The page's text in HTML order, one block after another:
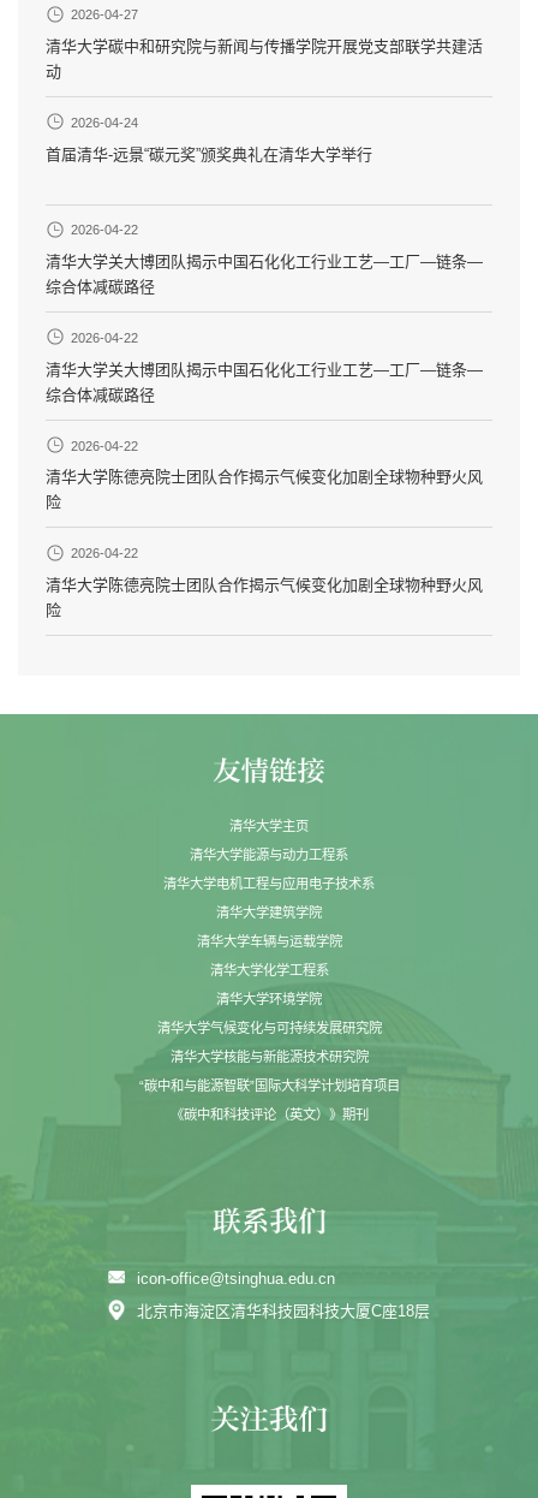
2026-04-27
清华大学碳中和研究院与新闻与传播学院开展党支部联学共建活
动
2026-04-24
首届清华-远景“碳元奖”颁奖典礼在清华大学举行
2026-04-22
清华大学关大博团队揭示中国石化化工行业工艺—工厂—链条—
综合体减碳路径
2026-04-22
清华大学关大博团队揭示中国石化化工行业工艺—工厂—链条—
综合体减碳路径
2026-04-22
清华大学陈德亮院士团队合作揭示气候变化加剧全球物种野火风
险
2026-04-22
清华大学陈德亮院士团队合作揭示气候变化加剧全球物种野火风
险
清华大学主页
清华大学能源与动力工程系
清华大学电机工程与应用电子技术系
清华大学建筑学院
清华大学车辆与运载学院
清华大学化学工程系
清华大学环境学院
清华大学气候变化与可持续发展研究院
清华大学核能与新能源技术研究院
“碳中和与能源智联”国际大科学计划培育项目
《碳中和科技评论（英文）》期刊
icon-office@tsinghua.edu.cn
北京市海淀区清华科技园科技大厦C座18层